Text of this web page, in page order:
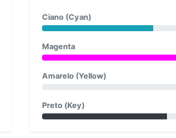
Ciano (Cyan)
Magenta
Amarelo (Yellow)
Preto (Key)